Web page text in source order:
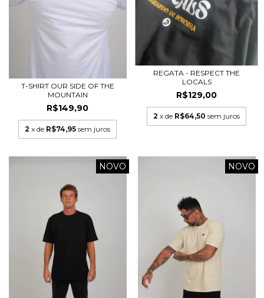
T-SHIRT OUR SIDE OF THE
MOUNTAIN
R$149,90
2 x de R$74,95 sem juros
REGATA - RESPECT THE
LOCALS
R$129,00
2 x de R$64,50 sem juros
NOVO NOVO